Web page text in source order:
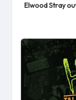
Elwood Stray